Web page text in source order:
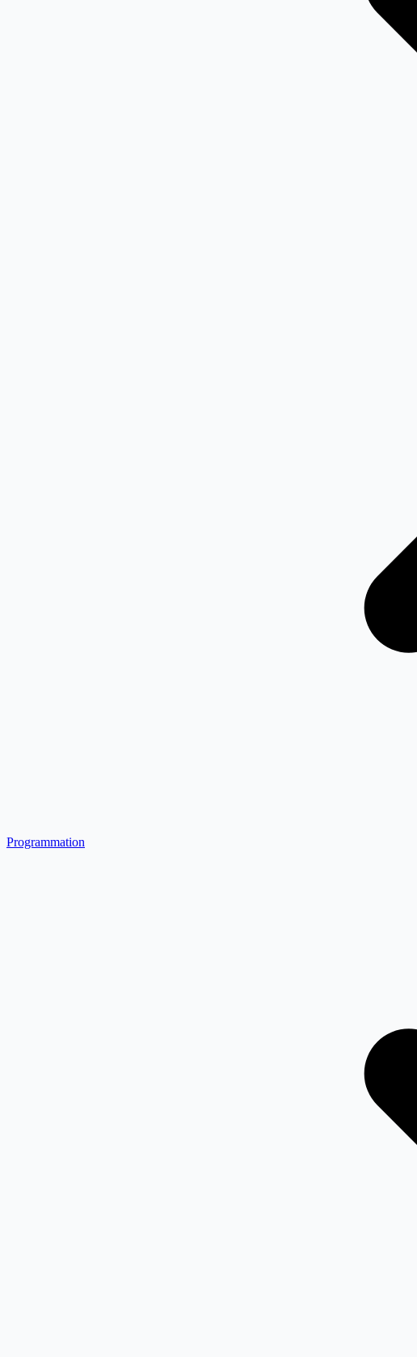
Programmation